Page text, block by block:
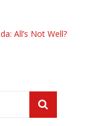
All’s Not Well?